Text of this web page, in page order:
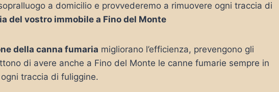
a domicilio e provvederemo a rimuovere ogni traccia di
del vostro immobile a Fino del Monte
della canna fumaria migliorano l’efficienza, prevengono gli
di avere anche a Fino del Monte le canne fumarie sempre in
traccia di fuliggine.